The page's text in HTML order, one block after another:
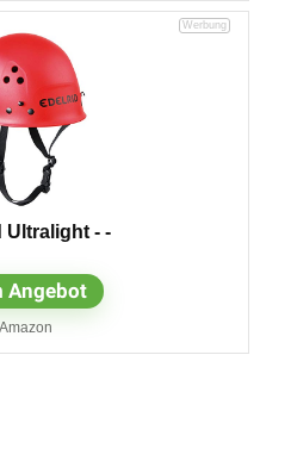
Ultralight - -
Angebot
Amazon